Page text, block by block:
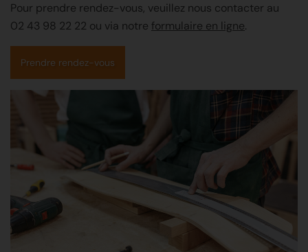
Pour prendre rendez-vous, veuillez nous contacter au
02 43 98 22 22 ou via notre formulaire en ligne.
Prendre rendez-vous